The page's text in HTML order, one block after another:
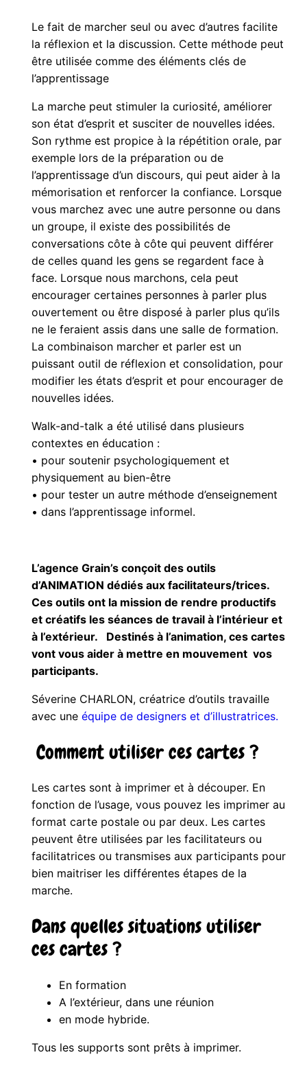
Le fait de marcher seul ou avec d’autres facilite
la réflexion et la discussion. Cette méthode peut
être utilisée comme des éléments clés de
l’apprentissage
La marche peut stimuler la curiosité, améliorer
son état d’esprit et susciter de nouvelles idées.
Son rythme est propice à la répétition orale, par
exemple lors de la préparation ou de
l’apprentissage d’un discours, qui peut aider à la
mémorisation et renforcer la confiance. Lorsque
vous marchez avec une autre personne ou dans
un groupe, il existe des possibilités de
conversations côte à côte qui peuvent différer
de celles quand les gens se regardent face à
face. Lorsque nous marchons, cela peut
encourager certaines personnes à parler plus
ouvertement ou être disposé à parler plus qu’ils
ne le feraient assis dans une salle de formation.
La combinaison marcher et parler est un
puissant outil de réflexion et consolidation, pour
modifier les états d’esprit et pour encourager de
nouvelles idées.
Walk-and-talk a été utilisé dans plusieurs
contextes en éducation :
• pour soutenir psychologiquement et
physiquement au bien-être
• pour tester un autre méthode d’enseignement
• dans l’apprentissage informel.
L’agence Grain’s conçoit des outils
d’ANIMATION dédiés aux facilitateurs/trices.
Ces outils ont la mission de rendre productifs
et créatifs les séances de travail à l’intérieur et
à l’extérieur. Destinés à l’animation, ces cartes
vont vous aider à mettre en mouvement vos
participants.
Séverine CHARLON, créatrice d’outils travaille
avec une équipe de designers et d’illustratrices.
Comment utiliser ces cartes ?
Les cartes sont à imprimer et à découper. En
fonction de l’usage, vous pouvez les imprimer au
format carte postale ou par deux. Les cartes
peuvent être utilisées par les facilitateurs ou
facilitatrices ou transmises aux participants pour
bien maitriser les différentes étapes de la
marche.
Dans quelles situations utiliser
ces cartes ?
En formation
A l’extérieur, dans une réunion
en mode hybride.
Tous les supports sont prêts à imprimer.